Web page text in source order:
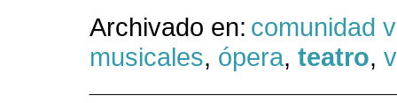
Archivado en: comunidad
musicales, ópera, teatro,